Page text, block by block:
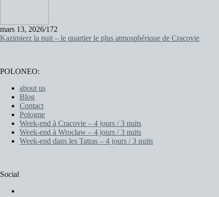
mars 13, 2026/172
Kazimierz la nuit – le quartier le plus atmosphérique de Cracovie
POLONEO:
about us
Blog
Contact
Pologne
Week-end à Cracovie – 4 jours / 3 nuits
Week-end à Wrocław – 4 jours / 3 nuits
Week-end dans les Tatras – 4 jours / 3 nuits
Social